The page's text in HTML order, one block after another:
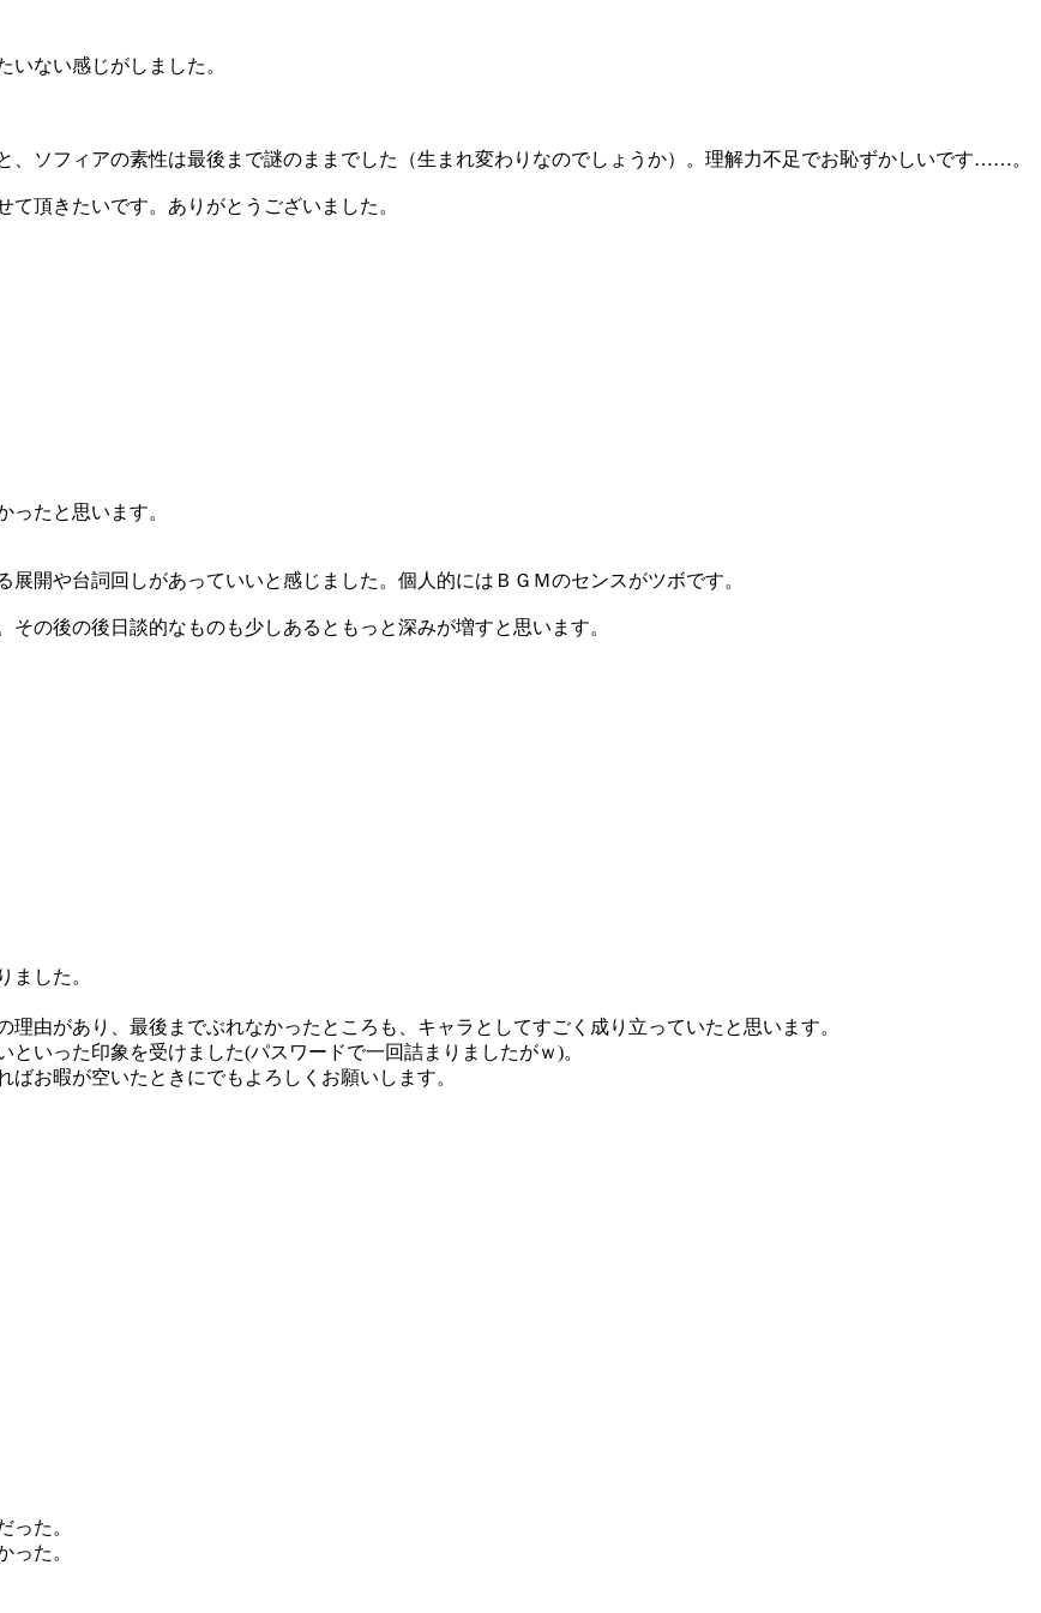
ない感じがしました。
ソフィアの素性は最後まで謎のままでした（生まれ変わりなのでしょうか）。理解力不足でお恥ずかしいです……。
頂きたいです。ありがとうございました。
たと思います。
開や台詞回しがあっていいと感じました。個人的にはＢＧＭのセンスがツボです。
の後の後日談的なものも少しあるともっと深みが増すと思います。
ました。
由があり、最後までぶれなかったところも、キャラとしてすごく成り立っていたと思います。
いった印象を受けました(パスワードで一回詰まりましたがｗ)。
お暇が空いたときにでもよろしくお願いします。
った。
った。